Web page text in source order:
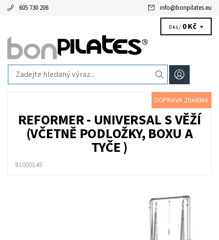
605 730 206 info@bonpilates.eu
0 ks / 0 Kč
DOPRAVA ZDARMA
REFORMER - UNIVERSAL S VĚŽÍ
(VČETNĚ PODLOŽKY, BOXU A
TYČE )
81000145